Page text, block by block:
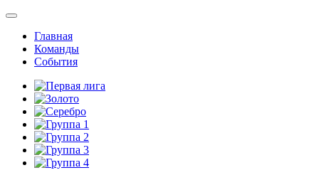
Главная
Команды
События